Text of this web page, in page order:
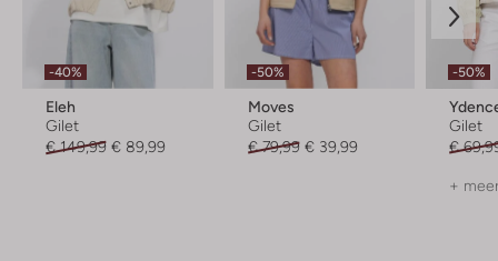
-40%
Eleh
Gilet
€ 149,99 € 89,99
-50%
Moves
Gilet
€ 79,99 € 39,99
-50%
Gilet
€
+